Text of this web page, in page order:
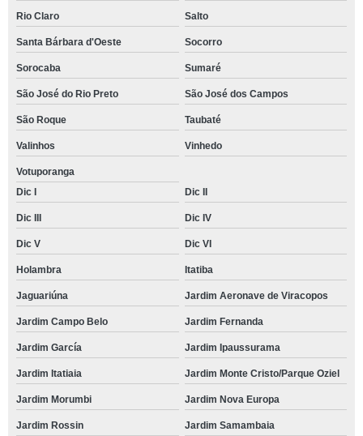
Rio Claro Salto
Santa Bárbara d'Oeste Socorro
Sorocaba Sumaré
São José do Rio Preto São José dos Campos
São Roque Taubaté
Valinhos Vinhedo
Votuporanga
Dic I
Dic II
Dic III Dic IV
Dic V Dic VI
Holambra Itatiba
Jaguariúna Jardim Aeronave de Viracopos
Jardim Campo Belo Jardim Fernanda
Jardim García Jardim Ipaussurama
Jardim Itatiaia Jardim Monte Cristo/Parque Oziel
Jardim Morumbi Jardim Nova Europa
Jardim Rossin Jardim Samambaia